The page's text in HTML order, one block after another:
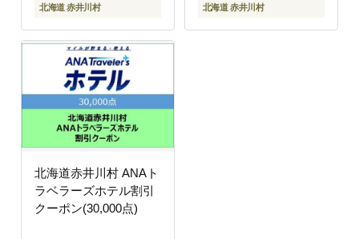
北海道 赤井川村 北海道 赤井川村
北海道赤井川村 ANAト
ラベラーズホテル割引
クーポン(30,000点)